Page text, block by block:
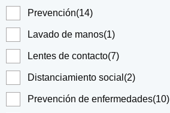
Prevención(14)
Lavado de manos(1)
Lentes de contacto(7)
Distanciamiento social (2)
Prevención de enfermedades(10)